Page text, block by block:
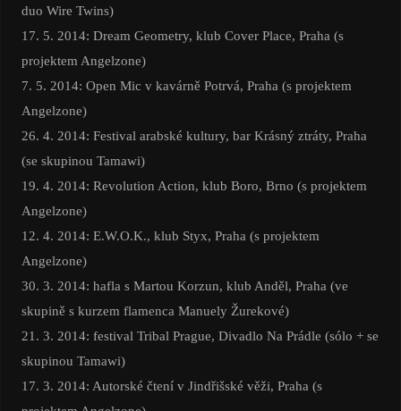
duo Wire Twins)
17. 5. 2014: Dream Geometry, klub Cover Place, Praha (s
projektem Angelzone)
7. 5. 2014: Open Mic v kavárně Potrvá, Praha (s projektem
Angelzone)
26. 4. 2014: Festival arabské kultury, bar Krásný ztráty, Praha
(se skupinou Tamawi)
19. 4. 2014: Revolution Action, klub Boro, Brno (s projektem
Angelzone)
12. 4. 2014: E.W.O.K., klub Styx, Praha (s projektem
Angelzone)
30. 3. 2014: hafla s Martou Korzun, klub Anděl, Praha (ve
skupině s kurzem flamenca Manuely Žurekové)
21. 3. 2014: festival Tribal Prague, Divadlo Na Prádle (sólo + se
skupinou Tamawi)
17. 3. 2014: Autorské čtení v Jindřišské věži, Praha (s